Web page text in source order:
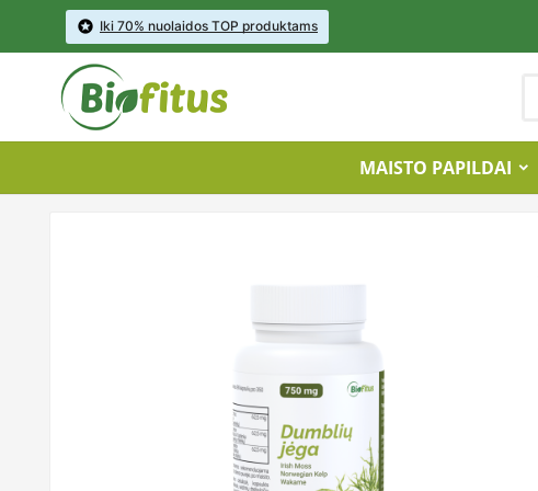
 Iki 70% nuolaidos TOP produktams
MAISTO PAPILDAI